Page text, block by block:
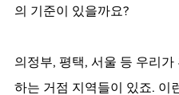
의 기준이 있을까요?
의정부, 평택, 서울 등 우리가
하는 거점 지역들이 있죠. 이